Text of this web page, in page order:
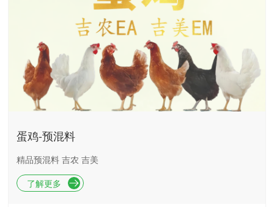
蛋鸡-预混料
精品预混料 吉农 吉美
了解更多